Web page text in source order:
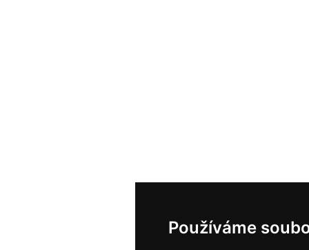
Používáme